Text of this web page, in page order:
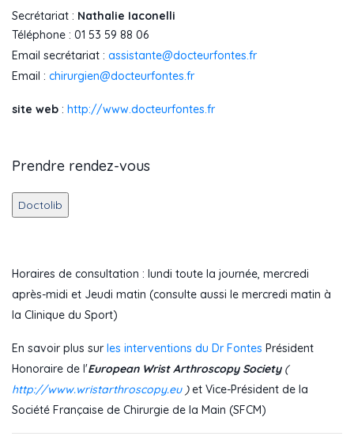
Secrétariat : Nathalie Iaconelli
Téléphone : 01 53 59 88 06
Email secrétariat : assistante@docteurfontes.fr
Email : chirurgien@docteurfontes.fr
site web : http://www.docteurfontes.fr
Prendre rendez-vous
Horaires de consultation : lundi toute la journée, mercredi
après-midi et Jeudi matin (consulte aussi le mercredi matin à
la Clinique du Sport)
En savoir plus sur les interventions du Dr Fontes Président
Honoraire de l'European Wrist Arthroscopy Society(
http://www.wristarthroscopy.eu)et Vice-Président de la
Société Française de Chirurgie de la Main (SFCM)